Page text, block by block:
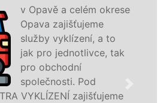
okrese
a to
tak
v Opavě a